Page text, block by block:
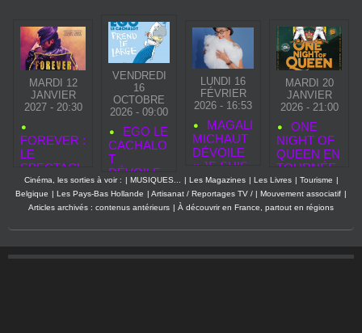
MARDI 12
JANVIER
2027 - 20:30
FOREVER :
LE
SPECTACL
E
HOMMAGE
À MICHAEL
EN
VENDREDI
16
OCTOBRE
2026 - 09:00
EGO LE
CACHALO
T
DÉVOILE
EGO LE
CACHALO
T PREND
LE
LUNDI 16
FÉVRIER
2026 - 16:53
MAGALI
MICHAUT
DÉVOILE
« JE SUIS
PARTIE »,
UN
NOUVEAU
AVANT
SON
ALBUM
MARDI 20
JANVIER
2026 - 21:00
ONE
NIGHT OF
QUEEN EN
TOURNÉE
HOMMAGE
À QUEEN
Cinéma, les sorties à voir : MUSIQUES... Les Magazines Les Livres Tourisme
Belgique
Les Pays-Bas Hollande Artisanat / Reportages TV / Mouvement associatif
Articles archivés : contenus antérieurs
À découvrir en France, partout en régions